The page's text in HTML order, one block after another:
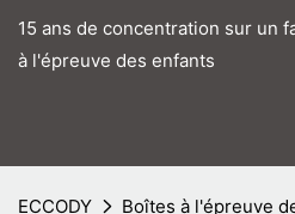
15 ans de concentration sur un
à l'épreuve des enfants
ECCODY Boîtes à l'épreuve